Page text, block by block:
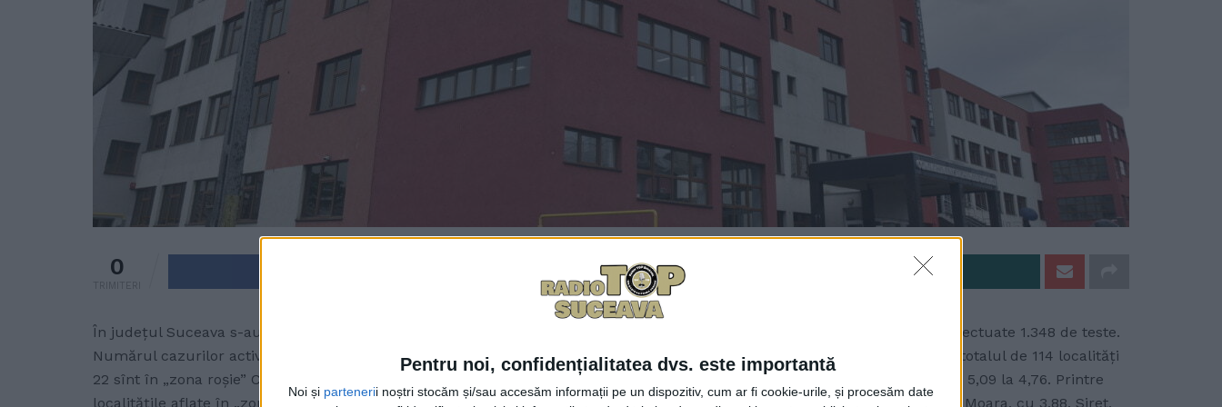
Pentru noi, confidențialitatea dvs. este importantă
Noi și partenerii noștri stocăm și/sau accesăm informații pe un dispozitiv, cum ar fi cookie-urile, și procesăm date
0
TRIMITERI
În județul Suceava s-au raportat 84 de cazuri noi de coronavirus, cu 11 în plus în comparație cu ziua anterioară. Au fost efectuate 1.348 de teste.
Numărul cazurilor active este de 503, iar incidența s-a redus de la 2,62 la 2,50 la mia de locuitori. La nivelul județului, din totalul de 114 localități
22 sînt în „zona roșie” COVID, 63 în „zona galbenă” și 29 în „zona verde”. În municipiul Suceava incidența s-a diminuat de la 5,09 la 4,76. Printre
localitățile aflate în „zona roșie” se mai numără Vatra Dornei, cu 5,10, Șcheia, cu 4,81, Ipotești, cu 4,68, Cîmpulung, cu 4,36, Moara, cu 3,88, Siret,